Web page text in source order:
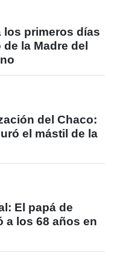
los primeros días
la Madre del
del Chaco:
el mástil de la
El papá de
a los 68 años en